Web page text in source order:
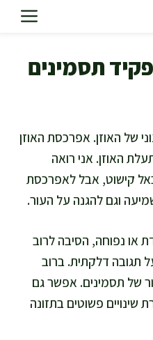
תסמינים
של האוזן. אפרכסת האוזן
האוזן. אני רואה
קישוט, אבל לאפרכסת
וגם להגנה על העור.
או נפוחה, הסיבה לרוב
תגובה דלקתית. ברוב
של תסמינים. אפשר גם
שינויים פשוטים בתזונה